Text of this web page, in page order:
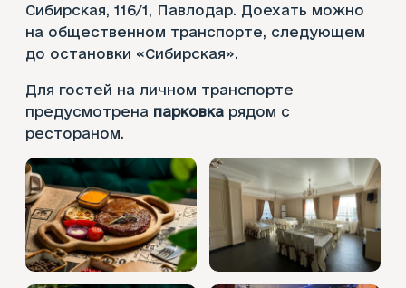
Сибирская, 116/1, Павлодар. Доехать можно
на общественном транспорте, следующем
до остановки «Сибирская».
Для гостей на личном транспорте
предусмотрена парковка рядом с
рестораном.